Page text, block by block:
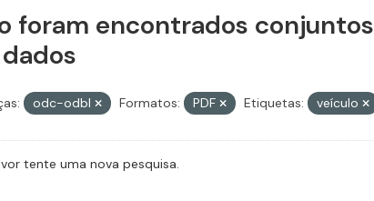
foram encontrados conjuntos
odc-odbl Formatos: PDF Etiquetas: veículo
tente uma nova pesquisa.